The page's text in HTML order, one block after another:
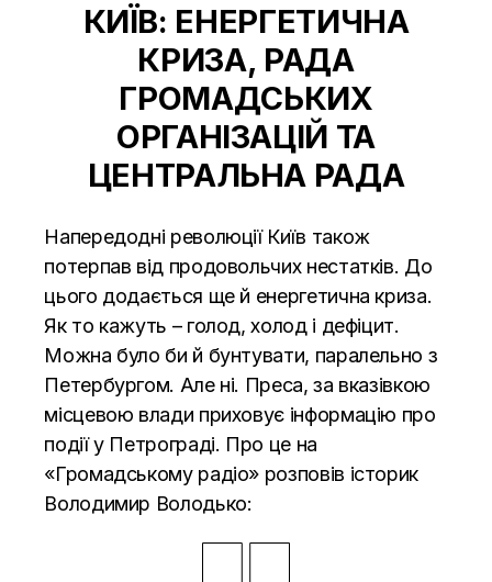
КИЇВ: ЕНЕРГЕТИЧНА
КРИЗА, РАДА
ГРОМАДСЬКИХ
ОРГАНІЗАЦІЙ ТА
ЦЕНТРАЛЬНА РАДА
Напередодні революції Київ також
потерпав від продовольчих нестатків. До
цього додається ще й енергетична криза.
Як то кажуть – голод, холод і дефіцит.
Можна було би й бунтувати, паралельно з
Петербургом. Але ні. Преса, за вказівкою
місцевою влади приховує інформацію про
події у Петрограді. Про це на
«Громадському радіо» розповів історик
Володимир Володько: